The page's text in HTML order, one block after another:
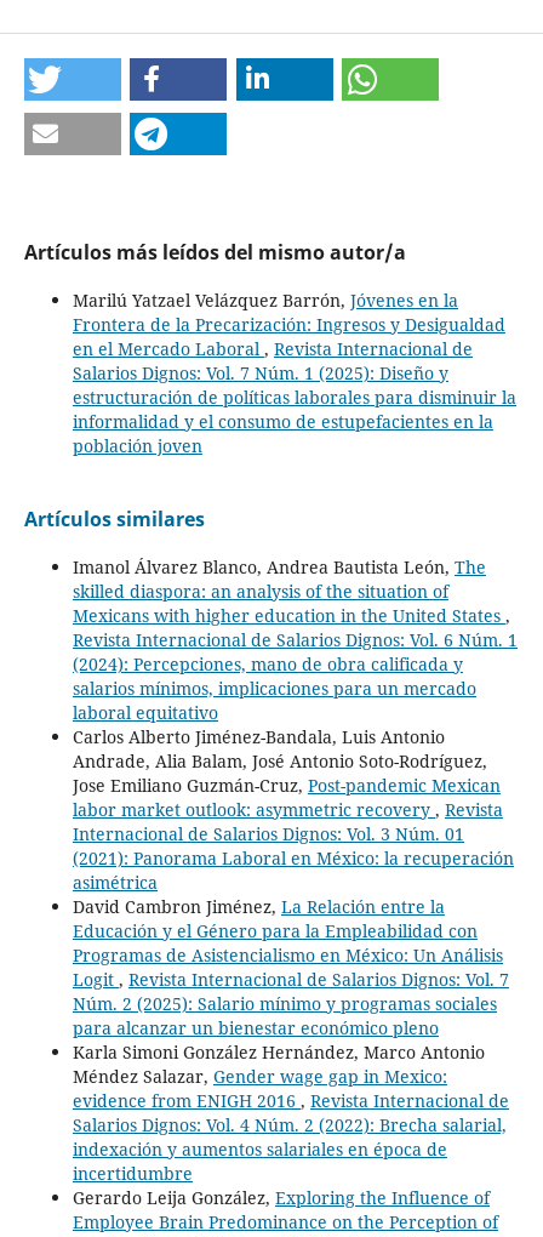
Artículos más leídos del mismo autor/a
Marilú Yatzael Velázquez Barrón, Jóvenes en la
Frontera de la Precarización: Ingresos y Desigualdad
en el Mercado Laboral , Revista Internacional de
Salarios Dignos: Vol. 7 Núm. 1 (2025): Diseño y
estructuración de políticas laborales para disminuir la
informalidad y el consumo de estupefacientes en la
población joven
Artículos similares
Imanol Álvarez Blanco, Andrea Bautista León, The
skilled diaspora: an analysis of the situation of
Mexicans with higher education in the United States ,
Revista Internacional de Salarios Dignos: Vol. 6 Núm. 1
(2024): Percepciones, mano de obra calificada y
salarios mínimos, implicaciones para un mercado
laboral equitativo
Carlos Alberto Jiménez-Bandala, Luis Antonio
Andrade, Alia Balam, José Antonio Soto-Rodríguez,
Jose Emiliano Guzmán-Cruz, Post-pandemic Mexican
labor market outlook: asymmetric recovery , Revista
Internacional de Salarios Dignos: Vol. 3 Núm. 01
(2021): Panorama Laboral en México: la recuperación
asimétrica
David Cambron Jiménez, La Relación entre la
Educación y el Género para la Empleabilidad con
Programas de Asistencialismo en México: Un Análisis
Logit , Revista Internacional de Salarios Dignos: Vol. 7
Núm. 2 (2025): Salario mínimo y programas sociales
para alcanzar un bienestar económico pleno
Karla Simoni González Hernández, Marco Antonio
Méndez Salazar, Gender wage gap in Mexico:
evidence from ENIGH 2016 , Revista Internacional de
Salarios Dignos: Vol. 4 Núm. 2 (2022): Brecha salarial,
indexación y aumentos salariales en época de
incertidumbre
Gerardo Leija González, Exploring the Influence of
Employee Brain Predominance on the Perception of